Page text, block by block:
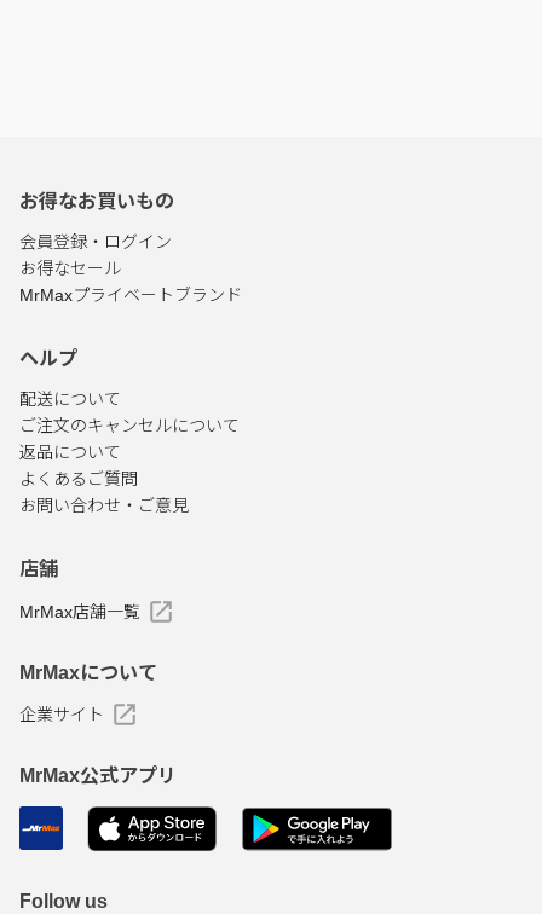
お得なお買いもの
会員登録・ログイン
お得なセール
MrMaxプライベートブランド
ヘルプ
配送について
ご注文のキャンセルについて
返品について
よくあるご質問
お問い合わせ・ご意見
店舗
MrMax店舗一覧
MrMaxについて
企業サイト
MrMax公式アプリ
Follow us